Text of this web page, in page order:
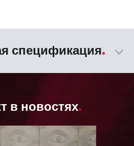
спецификация
в новостях